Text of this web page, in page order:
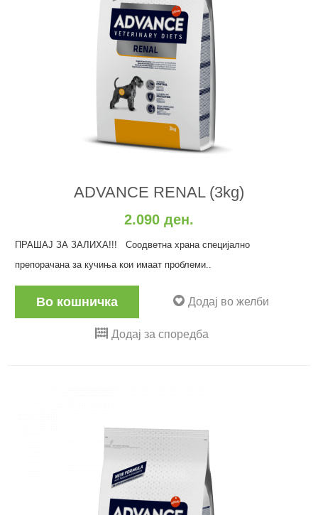
ADVANCE RENAL (3kg)
2.090 ден.
ПРАШАЈ ЗА ЗАЛИХА!!! Соодветна храна специјално
препорачана за кучиња кои имаат проблеми..
Во кошничка Додај во желби
Додај за споредба